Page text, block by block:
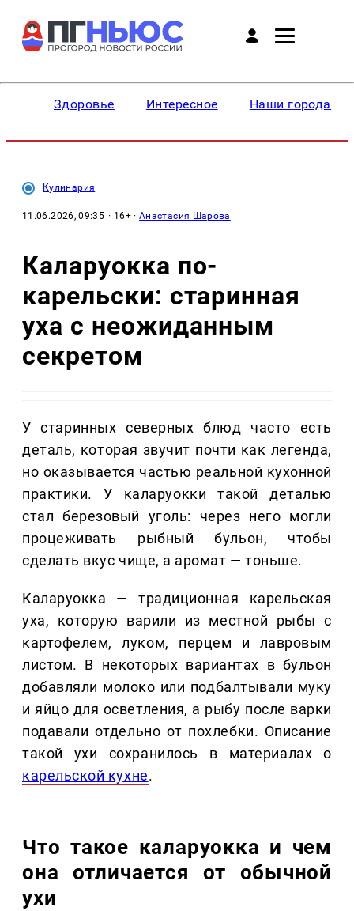
Здоровье Интересное Наши города
Кулинария
11.06.2026, 09:35 · 16+ ·Анастасия Шарова
Каларуокка по-
карельски: старинная
уха с неожиданным
секретом
У старинных северных блюд часто есть
деталь, которая звучит почти как легенда,
но оказывается частью реальной кухонной
практики. У каларуокки такой деталью
стал березовый уголь: через него могли
процеживать рыбный бульон, чтобы
сделать вкус чище, а аромат — тоньше.
Каларуокка — традиционная карельская
уха, которую варили из местной рыбы с
картофелем, луком, перцем и лавровым
листом. В некоторых вариантах в бульон
добавляли молоко или подбалтывали муку
и яйцо для осветления, а рыбу после варки
подавали отдельно от похлебки. Описание
такой ухи сохранилось в материалах о
карельской кухне.
Что такое каларуокка и чем
она отличается от обычной
ухи